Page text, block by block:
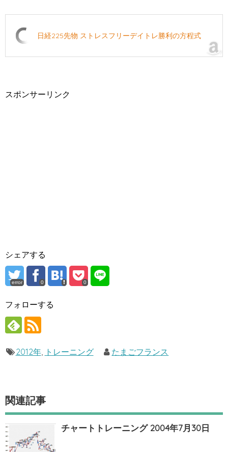
日経225先物 ストレスフリーデイトレ勝利の方程式
スポンサーリンク
シェアする
error 0 0
フォローする
2012年, トレーニング たまごフランス
関連記事
チャートトレーニング 2004年7月30日